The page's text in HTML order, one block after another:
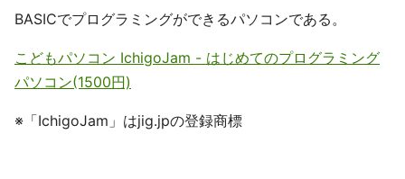
BASICでプログラミングができるパソコンである。
こどもパソコン IchigoJam - はじめてのプログラミング
パソコン(1500円)
※「IchigoJam」はjig.jpの登録商標